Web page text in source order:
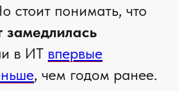
стоит понимать, что
замедлилась
в ИТ впервые
, чем годом ранее.